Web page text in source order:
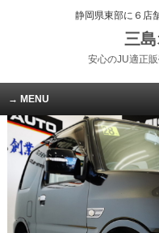
静岡県東部に６店
三
安心のJU適正
MENU